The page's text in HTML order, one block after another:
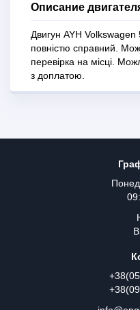
Описание
Двигун AYH
повністю справний.
перевірка на місці.
з доплатою.